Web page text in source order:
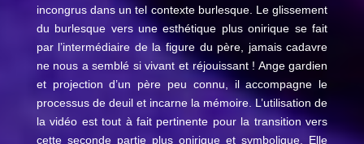
incongrus dans un tel contexte burlesque. Le glissement
du burlesque vers une esthétique plus onirique se fait
par l’intermédiaire de la figure du père, jamais cadavre
ne nous a semblé si vivant et réjouissant ! Ange gardien
et projection d’un père peu connu, il accompagne le
processus de deuil et incarne la mémoire. L’utilisation de
la vidéo est tout à fait pertinente pour la transition vers
cette seconde partie plus onirique et symbolique. Elle